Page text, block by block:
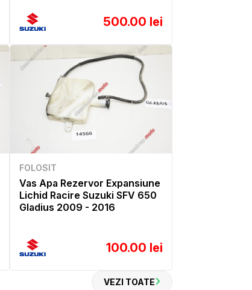
500.00 lei
FOLOSIT
Vas Apa Rezervor Expansiune
Lichid Racire Suzuki SFV 650
Gladius 2009 - 2016
100.00 lei
VEZI TOATE